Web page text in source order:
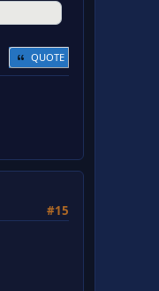
QUOTE
#15